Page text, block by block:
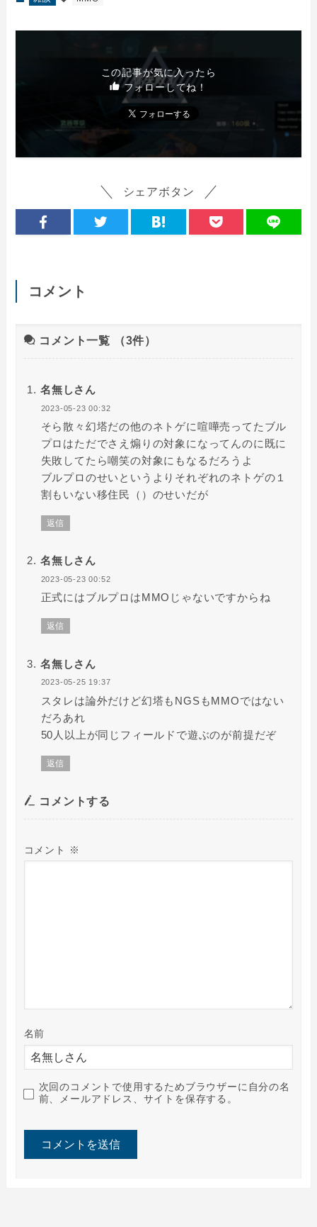
この記事が気に入ったら
フォローしてね！
シェアボタン
コメント
コメント一覧 （3件）
名無しさん
2023-05-23 00:32
そら散々幻塔だの他のネトゲに喧嘩売ってたブル
プロはただでさえ煽りの対象になってんのに既に
失敗してたら嘲笑の対象にもなるだろうよ
ブルプロのせいというよりそれぞれのネトゲの１
割もいない移住民（）のせいだが
返信
名無しさん
2023-05-23 00:52
正式にはブルプロはMMOじゃないですからね
返信
名無しさん
2023-05-25 19:37
スタレは論外だけど幻塔もNGSもMMOではない
だろあれ
50人以上が同じフィールドで遊ぶのが前提だぞ
返信
コメントする
コメント ※
名前
次回のコメントで使用するためブラウザーに自分の名
前、メールアドレス、サイトを保存する。